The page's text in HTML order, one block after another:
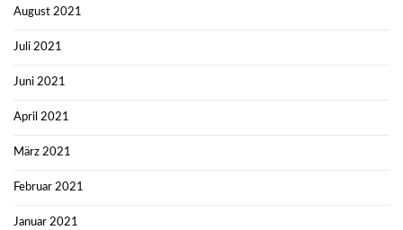
August 2021
Juli 2021
Juni 2021
April 2021
März 2021
Februar 2021
Januar 2021